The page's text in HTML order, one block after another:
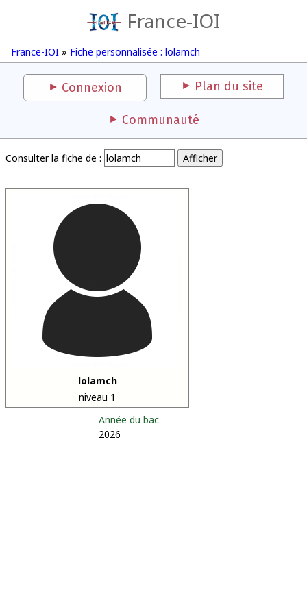
France-IOI
France-IOI » Fiche personnalisée : lolamch
Connexion Plan du site
Communauté
Consulter la fiche de :
lolamch
niveau 1
Année du bac
2026